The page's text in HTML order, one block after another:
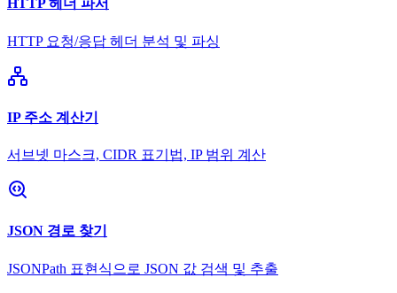
HTTP 헤더 파서
HTTP 요청/응답 헤더 분석 및 파싱
IP 주소 계산기
서브넷 마스크, CIDR 표기법, IP 범위 계산
JSON 경로 찾기
JSONPath 표현식으로 JSON 값 검색 및 추출